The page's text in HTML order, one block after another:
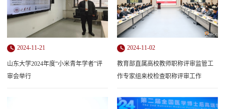
2024-11-21
山东大学2024年度“小米青年学者”评
审会举行
2024-11-02
教育部直属高校教师职称评审监管工
作专家组来校检查职称评审工作